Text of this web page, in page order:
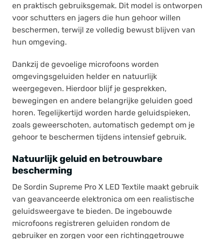
en praktisch gebruiksgemak. Dit model is ontworpen
voor schutters en jagers die hun gehoor willen
beschermen, terwijl ze volledig bewust blijven van
hun omgeving.
Dankzij de gevoelige microfoons worden
omgevingsgeluiden helder en natuurlijk
weergegeven. Hierdoor blijf je gesprekken,
bewegingen en andere belangrijke geluiden goed
horen. Tegelijkertijd worden harde geluidspieken,
zoals geweerschoten, automatisch gedempt om je
gehoor te beschermen tijdens intensief gebruik.
Natuurlijk geluid en betrouwbare
bescherming
De Sordin Supreme Pro X LED Textile maakt gebruik
van geavanceerde elektronica om een realistische
geluidsweergave te bieden. De ingebouwde
microfoons registreren geluiden rondom de
gebruiker en zorgen voor een richtinggetrouwe